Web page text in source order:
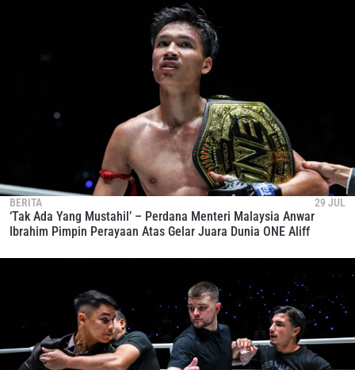
BERITA 29 JUL
‘Tak Ada Yang Mustahil’ – Perdana Menteri Malaysia Anwar
Ibrahim Pimpin Perayaan Atas Gelar Juara Dunia ONE Aliff